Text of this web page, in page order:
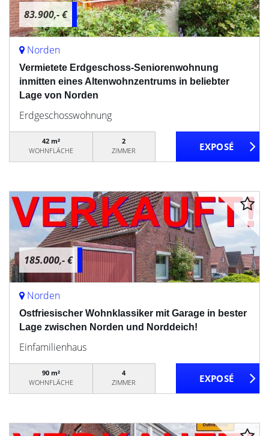
83.900,- €
Norden
Vermietete Erdgeschoss-Seniorenwohnung
inmitten eines Altenwohnzentrums in beliebter
Lage von Norden
Erdgeschosswohnung
42 m²
WOHNFLÄCHE
2
ZIMMER
185.000,- €
Norden
Ostfriesischer Wohnklassiker mit Garage in bester
Lage zwischen Norden und Norddeich!
Einfamilienhaus
90 m²
WOHNFLÄCHE
4
ZIMMER